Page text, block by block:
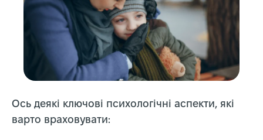
Ось деякі ключові психологічні аспекти, які
варто враховувати: